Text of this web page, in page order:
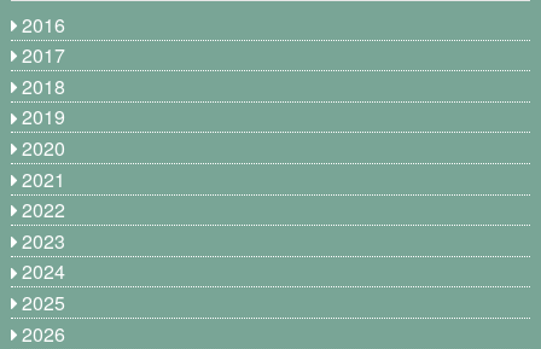
2016
2017
2018
2019
2020
2021
2022
2023
2024
2025
2026